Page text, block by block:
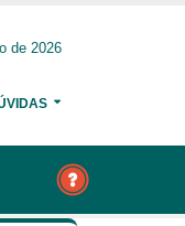
de 2026